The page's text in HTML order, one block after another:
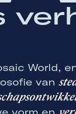
World,
van